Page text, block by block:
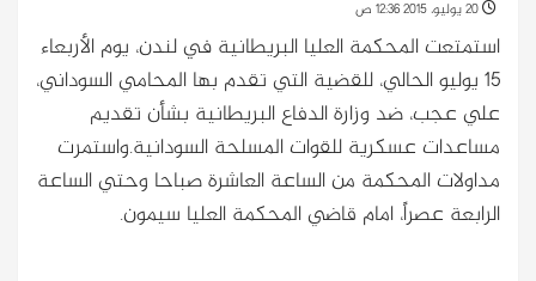
استمتعت المحكمة العليا البريطانية في لندن، يوم الأربعاء
15 يوليو الحالي، للقضية التي تقدم بها المحامي السوداني،
علي عجب، ضد وزارة الدفاع البريطانية بشأن تقديم
مساعدات عسكرية للقوات المسلحة السودانية.واستمرت
مداولات المحكمة من الساعة العاشرة صباحا وحتي الساعة
الرابعة عصراً، امام قاضي المحكمة العليا سيمون.